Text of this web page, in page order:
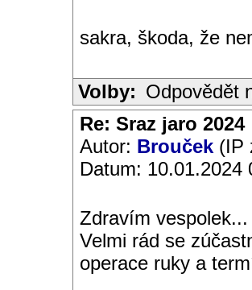
sakra, škoda, že
Volby: Odpovědět
Re: Sraz jaro 2024
Autor: Brouček (IP
Datum: 10.01.2024
Zdravím vespolek...
Velmi rád se
operace ruky a